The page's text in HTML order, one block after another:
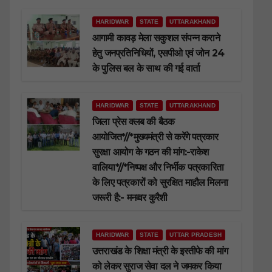
HARIDWAR STATE UTTARAKHAND
आगामी कावड़ मेला सकुशल संपन्न कराने
हेतु जनप्रतिनिधियों, एसपीओ एवं जोन 24
के पुलिस बल के साथ की गई वार्ता
HARIDWAR STATE UTTARAKHAND
जिला प्रेस क्लब की बैठक
आयोजित*//*मुख्यमंत्री से करेंगे पत्रकार
सुरक्षा आयोग के गठन की मांग:-राकेश
वालिया*//*निष्पक्ष और निर्भीक पत्रकारिता
के लिए पत्रकारों को सुरक्षित माहौल मिलना
जरूरी है:- मनव्वर कुरैशी
HARIDWAR STATE UTTAR PRADESH
उत्तराखंड के शिक्षा मंत्री के इस्तीफे की मांग
को लेकर सुराज सेवा दल ने जमकर किया